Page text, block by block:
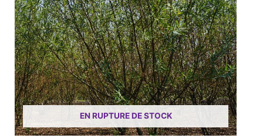
EN RUPTURE DE STOCK